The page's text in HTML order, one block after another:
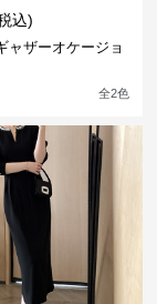
込)
ャザーオケージョ
全2色